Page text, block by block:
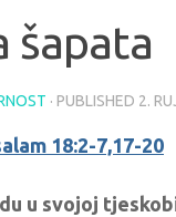
šapata
· PUBLISHED 2.
18:2-7,17-20
u svojoj